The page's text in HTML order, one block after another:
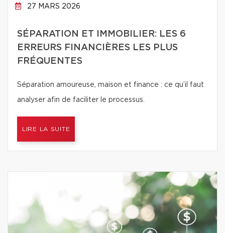
27 MARS 2026
SÉPARATION ET IMMOBILIER: LES 6
ERREURS FINANCIÈRES LES PLUS
FRÉQUENTES
Séparation amoureuse, maison et finance : ce qu’il faut
analyser afin de faciliter le processus.
LIRE LA SUITE